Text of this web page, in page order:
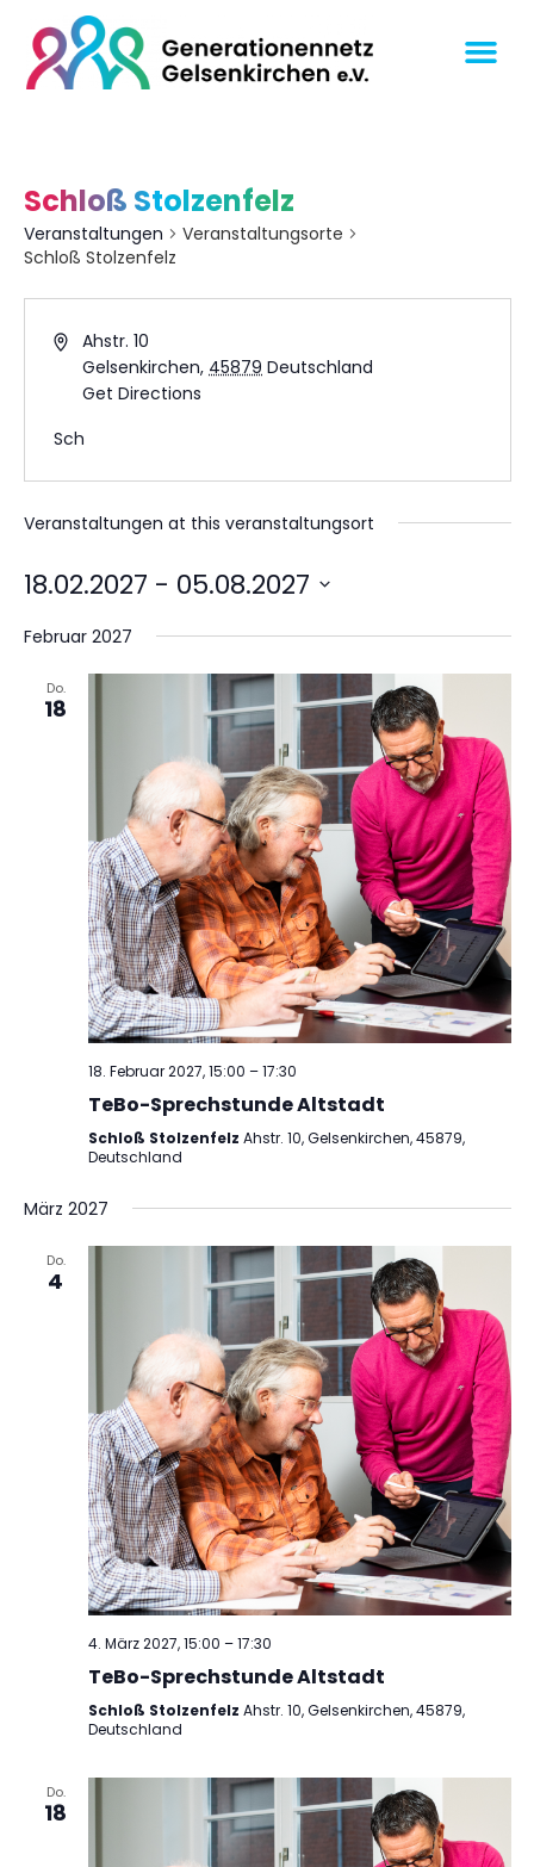
Schloß Stolzenfelz
Veranstaltungen
Veranstaltungsorte
Schloß Stolzenfelz
Ahstr. 10
Gelsenkirchen, 45879 Deutschland
Get Directions
Sch
Veranstaltungen at this veranstaltungsort
18.02.2027 - 05.08.2027
wählen.
Februar 2027
Do.
18
18. Februar 2027, 15:00 –17:30
TeBo-Sprechstunde Altstadt
Schloß Stolzenfelz Ahstr. 10, Gelsenkirchen, 45879,
Deutschland
März 2027
Do.
4
4. März 2027, 15:00 –17:30
TeBo-Sprechstunde Altstadt
Schloß Stolzenfelz Ahstr. 10, Gelsenkirchen, 45879,
Deutschland
Do.
18